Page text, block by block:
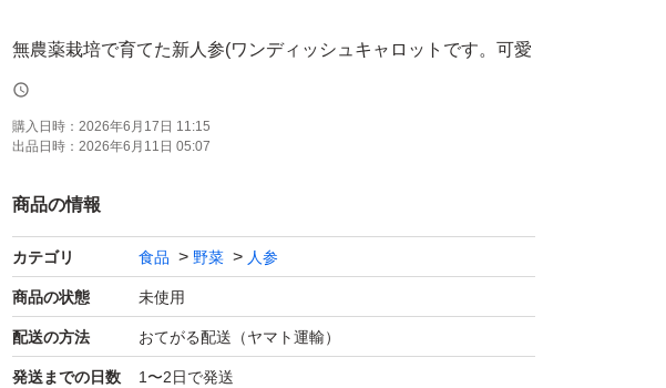
無農薬栽培で育てた新人参(ワンディッシュキャロットです。可愛
くて美味しい♪カレーに最適！
形や大きさはバラバラです。（1枚目が現物写真です。）ご理解
下さい。
無農薬栽培ですのでお子様にも安心してお召し上がり頂けます。
宅急便コンパクトいっぱい1.0kg以上で箱詰めしますので配送中の
痛み等はご理解下さい。
購入日時： 2026年6月17日 11:15
出品日時： 2026年6月11日 05:07
商品の情報
カテゴリ 食品 野菜 人参
商品の状態 未使用
配送の方法 おてがる配送（ヤマト運輸）
発送までの日数 1〜2日で発送